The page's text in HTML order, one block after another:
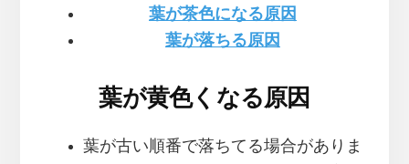
葉が茶色になる原因
葉が落ちる原因
葉が黄色くなる原因
葉が古い順番で落ちてる場合がありま